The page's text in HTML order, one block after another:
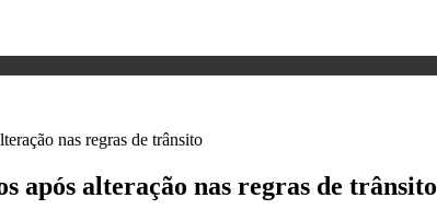
após alteração nas regras de trânsito